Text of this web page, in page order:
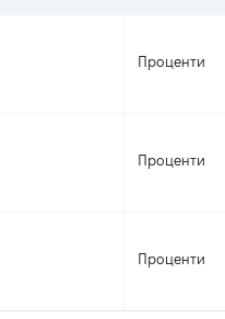
Проценти
Проценти
Проценти